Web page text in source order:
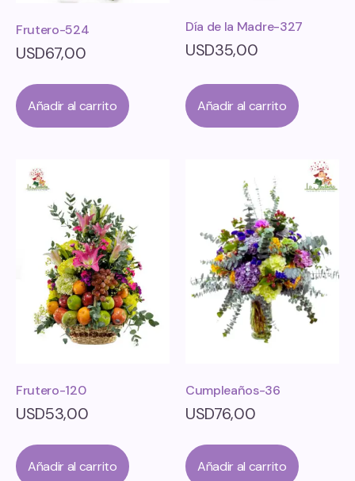
Frutero-524
USD67,00
Añadir al carrito
Día de la Madre-327
USD35,00
Añadir al carrito
Frutero-120
USD53,00
Añadir al carrito
Cumpleaños-36
USD76,00
Añadir al carrito